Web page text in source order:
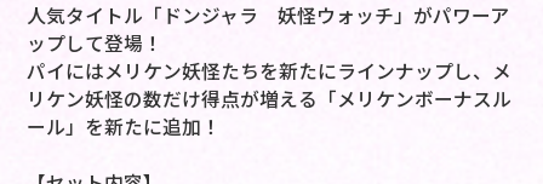
人気タイトル「ドンジャラ 妖怪ウォッチ」がパワーア
ップして登場！
パイにはメリケン妖怪たちを新たにラインナップし、メ
リケン妖怪の数だけ得点が増える「メリケンボーナスル
ール」を新たに追加！